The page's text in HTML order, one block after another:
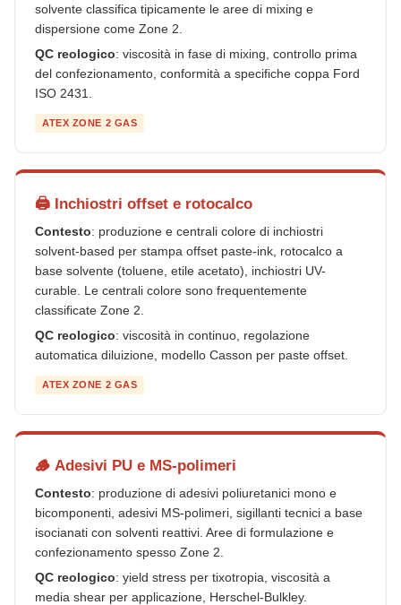
solvente classifica tipicamente le aree di mixing e
dispersione come Zone 2.
QC reologico: viscosità in fase di mixing, controllo prima
del confezionamento, conformità a specifiche coppa Ford
ISO 2431.
ATEX ZONE 2 GAS
🖨️ Inchiostri offset e rotocalco
Contesto: produzione e centrali colore di inchiostri
solvent-based per stampa offset paste-ink, rotocalco a
base solvente (toluene, etile acetato), inchiostri UV-
curable. Le centrali colore sono frequentemente
classificate Zone 2.
QC reologico: viscosità in continuo, regolazione
automatica diluizione, modello Casson per paste offset.
ATEX ZONE 2 GAS
🪵 Adesivi PU e MS-polimeri
Contesto: produzione di adesivi poliuretanici mono e
bicomponenti, adesivi MS-polimeri, sigillanti tecnici a base
isocianati con solventi reattivi. Aree di formulazione e
confezionamento spesso Zone 2.
QC reologico: yield stress per tixotropia, viscosità a
media shear per applicazione, Herschel-Bulkley.